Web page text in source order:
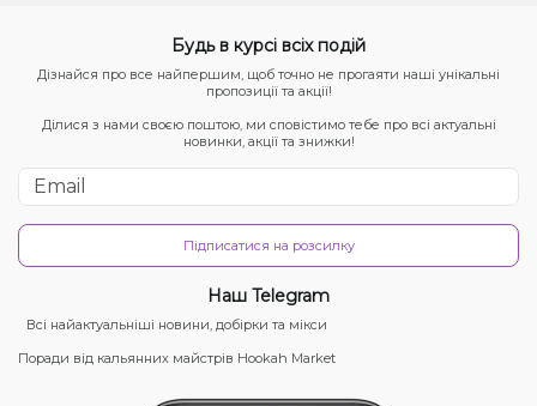
Будь в курсі всіх подій
Дізнайся про все найпершим, щоб точно не прогаяти наші унікальні
пропозиції та акції!
Ділися з нами своєю поштою, ми сповістимо тебе про всі актуальні
новинки, акції та знижки!
Підписатися на розсилку
Наш Telegram
Всі найактуальніші новини, добірки та мікси
Поради від кальянних майстрів Hookah Market